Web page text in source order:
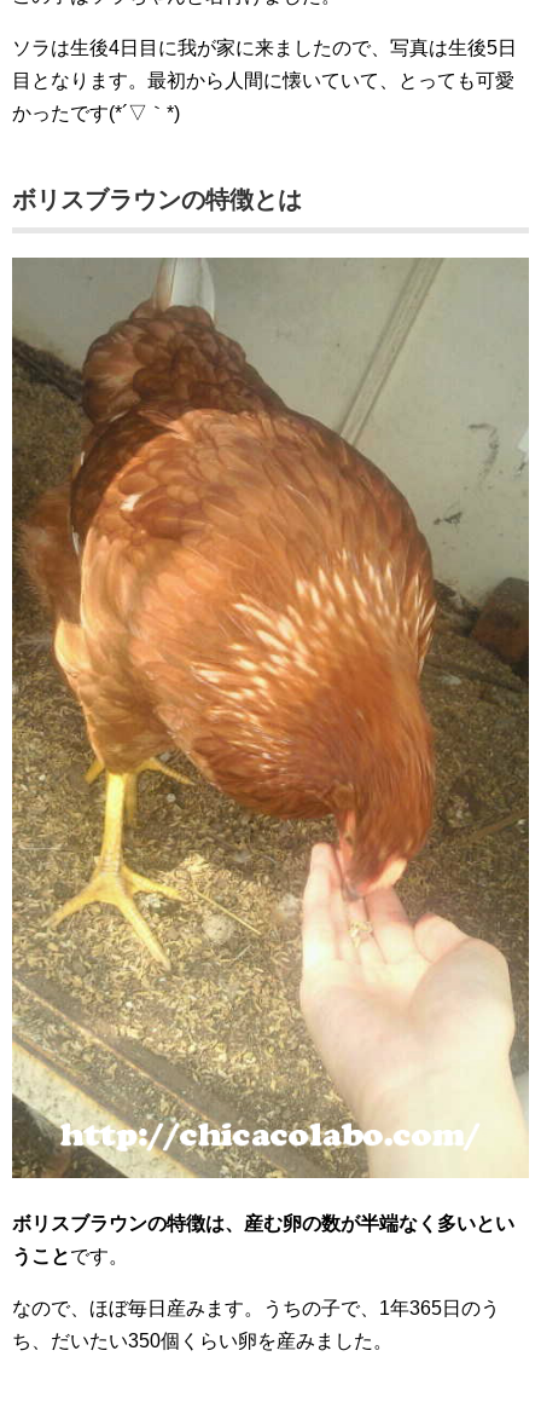
ソラは生後4日目に我が家に来ましたので、写真は生後5日
目となります。最初から人間に懐いていて、とっても可愛
かったです(*´▽｀*)
ボリスブラウンの特徴とは
ボリスブラウンの特徴は、産む卵の数が半端なく多いとい
うことです。
なので、ほぼ毎日産みます。うちの子で、1年365日のう
ち、だいたい350個くらい卵を産みました。